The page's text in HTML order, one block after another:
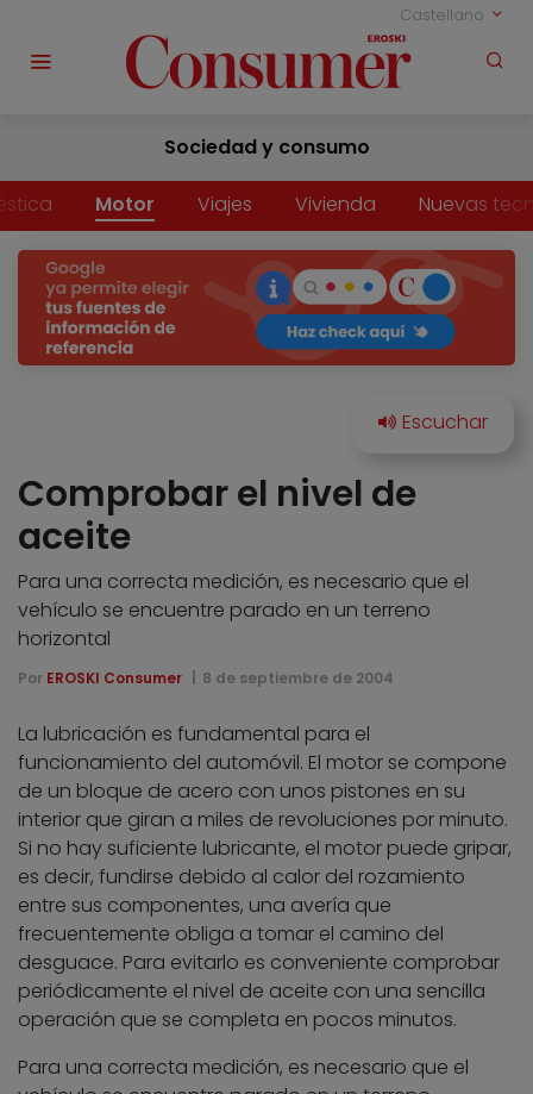
Castellano
Sociedad y consumo
Motor Viajes Vivienda Nuevas
Comprobar el nivel de
aceite
Para una correcta medición, es necesario que el
vehículo se encuentre parado en un terreno
horizontal
Por EROSKI Consumer 8 de septiembre de 2004
La lubricación es fundamental para el
funcionamiento del automóvil. El motor se compone
de un bloque de acero con unos pistones en su
interior que giran a miles de revoluciones por minuto.
Si no hay suficiente lubricante, el motor puede gripar,
es decir, fundirse debido al calor del rozamiento
entre sus componentes, una avería que
frecuentemente obliga a tomar el camino del
desguace. Para evitarlo es conveniente comprobar
periódicamente el nivel de aceite con una sencilla
operación que se completa en pocos minutos.
Para una correcta medición, es necesario que el